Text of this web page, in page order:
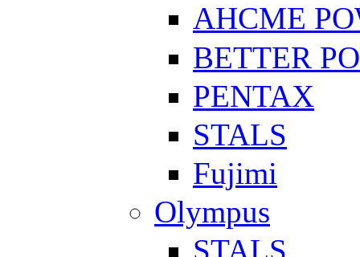
AHCME
BETTER
PENTAX
STALS
Fujimi
Olympus